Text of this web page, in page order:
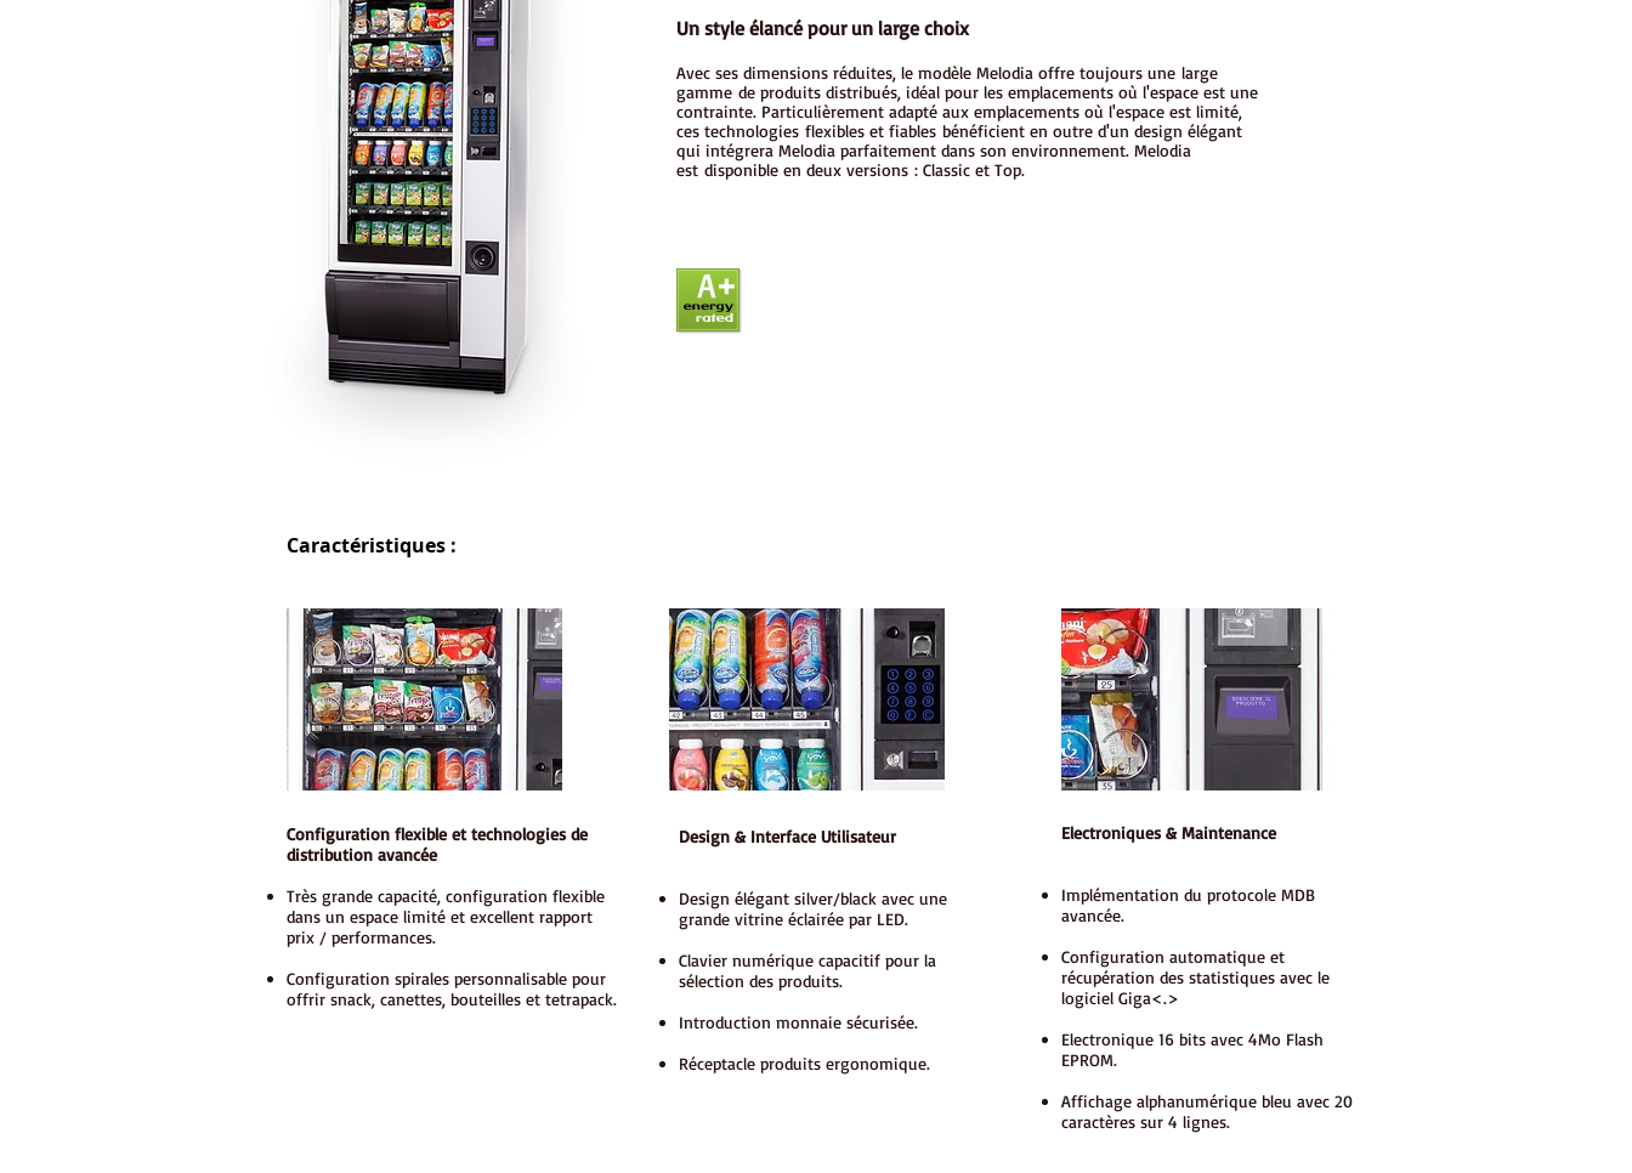
Un style élancé pour un large choix
Avec ses dimensions réduites, le modèle Melodia offre toujours une large
gamme de produits distribués, idéal pour les emplacements où l'espace est une
contrainte. Particulièrement adapté aux emplacements où l'espace est limité,
ces technologies flexibles et fiables bénéficient en outre d'un design élégant
qui intégrera Melodia parfaitement dans son environnement. Melodia
est disponible en deux versions : Classic et Top.
Configuration flexible et technologies de
distribution avancée
Très grande capacité, configuration flexible
dans un espace limité et excellent rapport
prix / performances.
Configuration spirales personnalisable pour
offrir snack, canettes, bouteilles et tetrapack.
Caractéristiques :
Design & Interface Utilisateur
Design élégant silver/black avec une
grande vitrine éclairée par LED.
Clavier numérique capacitif pour la
sélection des produits.
Introduction monnaie sécurisée.
Réceptacle produits ergonomique.
Electroniques & Maintenance
Implémentation du protocole MDB
avancée.
Configuration automatique et
récupération des statistiques avec le
logiciel Giga<.>
Electronique 16 bits avec 4Mo Flash
EPROM.
Affichage alphanumérique bleu avec 20
caractères sur 4 lignes.